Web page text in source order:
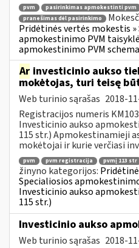
pvm pasirinkimas apmokestinti pvm
pranešimas dėl pasirinkimo
Pridėtinės vertės mokestis »
apmokestinimo PVM
apmokestinimo PVM
Ar investicinio aukso
mokėtojas, turi teisę
Web turinio sąrašas 2018-
Registracijos numeris
Investicinio aukso
115 str.) Apmokestinamieji
mokėtojai ir kurie verčiasi
pvm pvm registracija pvmį 113 str
žinyno kategorijos:
Specialiosios
Investicinio aukso
115 str.)
Investicinio aukso
Web turinio sąrašas 2018-